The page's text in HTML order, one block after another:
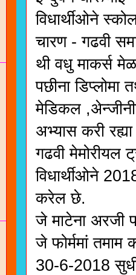
विधार्थीओने
चारण - गढवी
थी वधु माकर्स
पछीना
मेडिकल
अभ्यास करी
गढवी मेमोरीयल
विधार्थीओने
करेल छे.
जे माटेना अरजी
जे फोर्ममां तमाम
30-6-2018